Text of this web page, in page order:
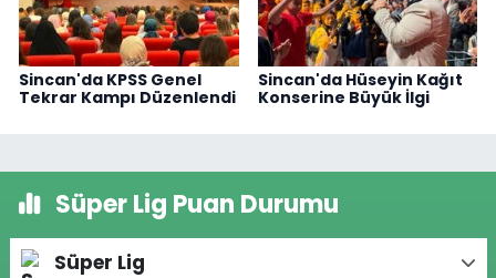
Sincan'da KPSS Genel
Tekrar Kampı Düzenlendi
Sincan'da Hüseyin Kağıt
Konserine Büyük İlgi
Süper Lig Puan Durumu
Süper Lig